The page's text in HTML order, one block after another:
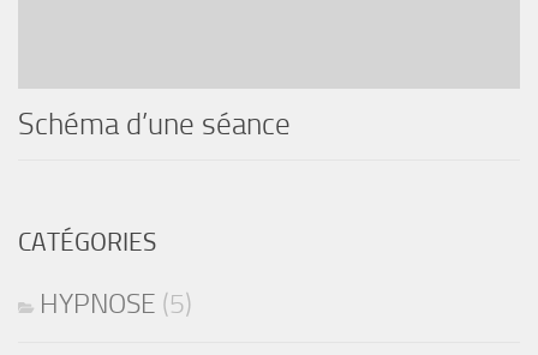
Schéma d’une séance
CATÉGORIES
HYPNOSE (5)